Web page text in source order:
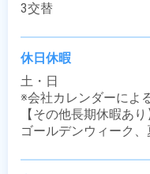
3交替
休日休暇
土・日
※会社カレンダーによ
【その他長期休暇あり
ゴールデンウィーク